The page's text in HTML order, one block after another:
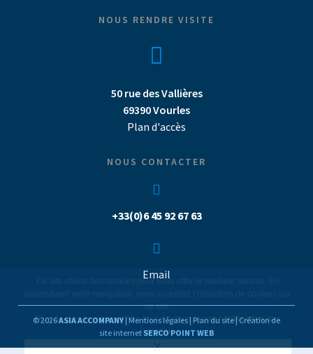
NOUS RENDRE VISITE
50 rue des Vallières
69390 Vourles
Plan d'accès
NOUS CONTACTER
+33(0)6 45 92 67 63
Email
© 2026ASIA ACCOMPANY | Mentions légales| Plan du site | Création de
site internet SERCO POINT WEB
Ce site utilise des cookies pour vous offrir le meilleur service. En
ce site.
Plus de détails peuvent être trouvés dans la pageUtilisation des
cookies.